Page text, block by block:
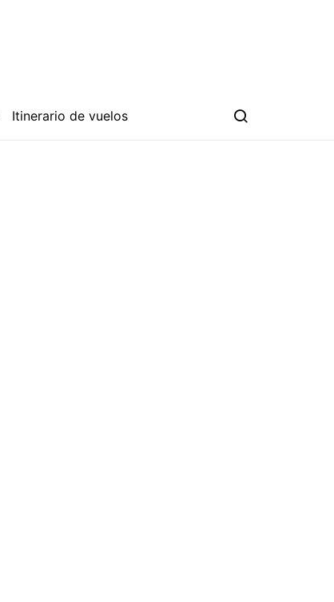
Itinerario de vuelos